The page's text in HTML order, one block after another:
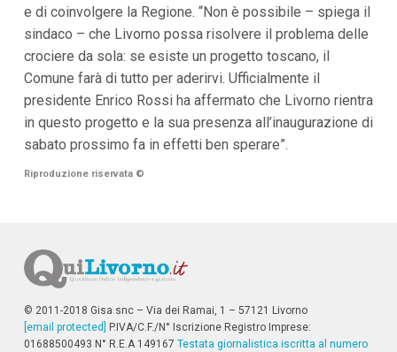
e di coinvolgere la Regione. “Non è possibile – spiega il
sindaco – che Livorno possa risolvere il problema delle
crociere da sola: se esiste un progetto toscano, il
Comune farà di tutto per aderirvi. Ufficialmente il
presidente Enrico Rossi ha affermato che Livorno rientra
in questo progetto e la sua presenza all’inaugurazione di
sabato prossimo fa in effetti ben sperare”.
Riproduzione riservata ©
© 2011-2018 Gisa snc – Via dei Ramai, 1 – 57121 Livorno
[email protected]
P.IVA/C.F./N° Iscrizione Registro Imprese:
01688500493 N° R.E.A 149167 Testata giornalistica iscritta al numero